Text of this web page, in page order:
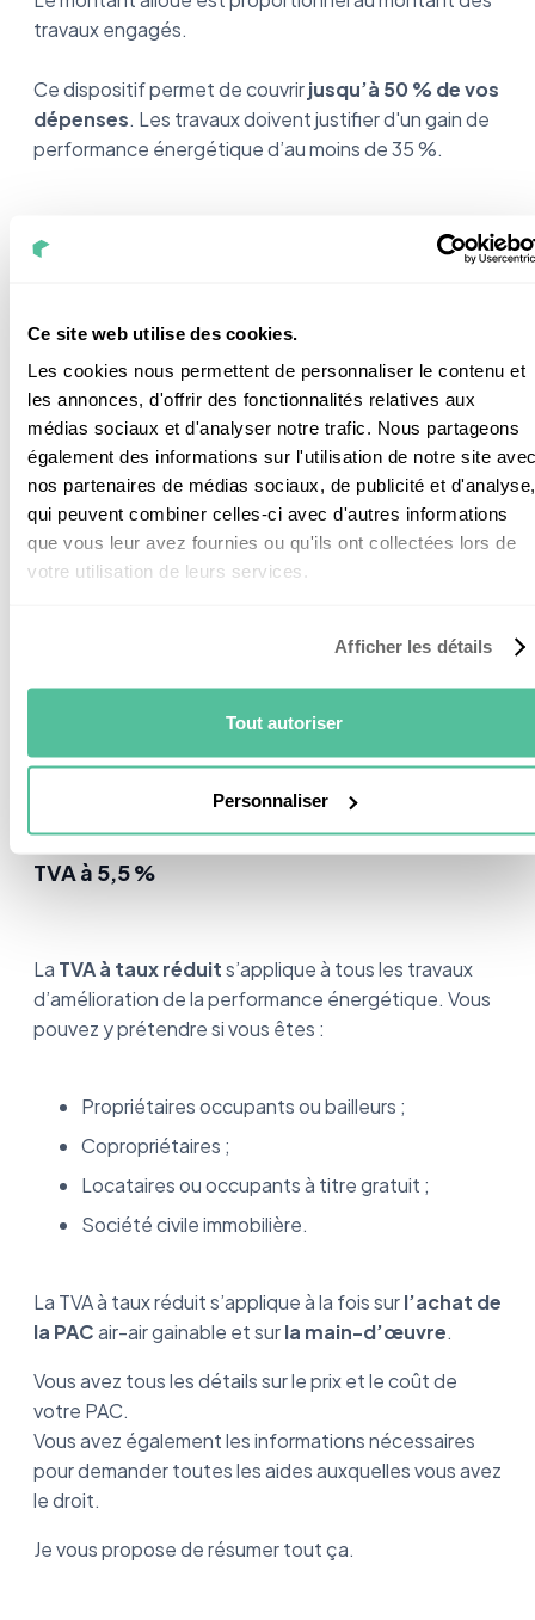
Ce site web utilise des cookies.
Les cookies nous permettent de personnaliser le contenu et
les annonces, d'offrir des fonctionnalités relatives aux
médias sociaux et d'analyser notre trafic. Nous partageons
également des informations sur l'utilisation de notre site
nos partenaires de médias sociaux, de publicité et d'analyse,
qui peuvent combiner celles-ci avec d'autres informations
que vous leur avez fournies ou qu'ils ont collectées lors de
votre utilisation de leurs services.
Afficher les détails
Tout autoriser
Personnaliser
travaux engagés.
Ce dispositif permet de couvrirjusqu’à 50 % de vos
dépenses. Les travaux doivent justifier d'un gain de
performance énergétique d’au moins de 35 %.
Les Certificats d’Economies d’Energie
Cette aide financière est versée directement aux
entreprises de fourniture d’énergie.
En contrepartie de cette prime, l’État leur donne des
certificats.
Ces certificats prouvent qu’elles ont bien incité les
citoyens à réaliser des économies d’énergie. Ce qui
se répercute directement sur le prix d’achat pour
vous.
Le logement concerné doit être construit depuis plus
également être réalisés par uneentreprise RGE.
TVA à 5,5 %
La TVA à taux réduits’applique à tous les travaux
d’amélioration de la performance énergétique. Vous
pouvez y prétendre si vous êtes :
Propriétaires occupants ou bailleurs ;
Copropriétaires ;
Locataires ou occupants à titre gratuit ;
Société civile immobilière.
La TVA à taux réduit s’applique à la fois surl’achat de
la PACair-air gainable et surla main-d’œuvre.
Vous avez tous les détails sur le prix et le coût de
votre PAC.
Vous avez également les informations nécessaires
pour demander toutes les aides auxquelles vous avez
le droit.
Je vous propose de résumer tout ça.